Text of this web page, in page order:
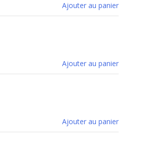
Ajouter au panier
Ajouter au panier
Ajouter au panier